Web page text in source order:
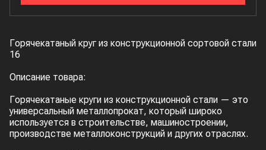
Горячекатаный круг из конструкционной сортовой стали
16
Описание товара:
Горячекатаные круги из конструкционной стали — это
универсальный металлопрокат, который широко
используется в строительстве, машиностроении,
производстве металлоконструкций и других отраслях.